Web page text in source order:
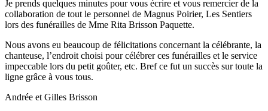
Je prends quelques minutes pour vous écrire et vous remercier de la
collaboration de tout le personnel de Magnus Poirier, Les Sentiers
lors des funérailles de Mme Rita Brisson Paquette.
Nous avons eu beaucoup de félicitations concernant la célébrante, la
chanteuse, l’endroit choisi pour célébrer ces funérailles et le service
impeccable lors du petit goûter, etc. Bref ce fut un succès sur toute la
ligne grâce à vous tous.
Andrée et Gilles Brisson